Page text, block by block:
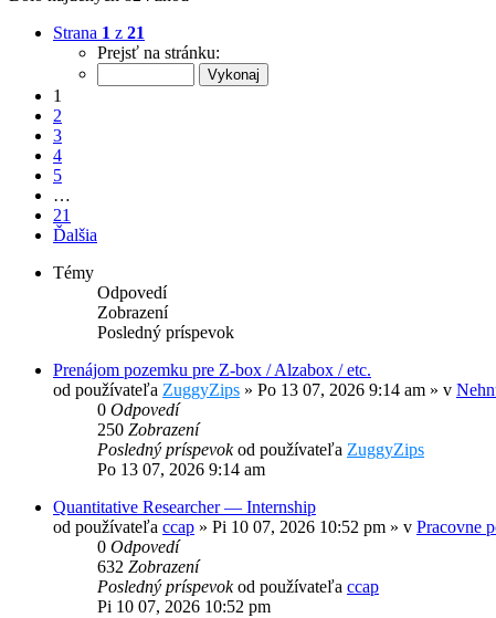
Strana 1 z 21
Prejsť na stránku:
1
2
3
4
5
…
21
Ďalšia
Témy
Odpovedí
Zobrazení
Posledný príspevok
Prenájom pozemku pre Z-box / Alzabox / etc.
od používateľa ZuggyZips » Po 13 07, 2026 9:14 am » v
0 Odpovedí
250 Zobrazení
Posledný príspevokod používateľa ZuggyZips
Po 13 07, 2026 9:14 am
Quantitative Researcher — Internship
od používateľa ccap » Pi 10 07, 2026 10:52 pm » v Pracovne
0 Odpovedí
632 Zobrazení
Posledný príspevokod používateľa ccap
Pi 10 07, 2026 10:52 pm